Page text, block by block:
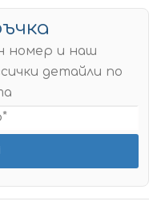
номер и наш
детайли по